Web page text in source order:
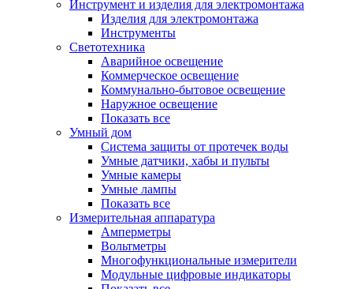
Инструмент и изделия для электромонтажа
Изделия для электромонтажа
Инструменты
Светотехника
Аварийное освещение
Коммерческое освещение
Коммунально-бытовое освещение
Наружное освещение
Показать все
Умный дом
Система защиты от протечек воды
Умные датчики, хабы и пульты
Умные камеры
Умные лампы
Показать все
Измерительная аппаратура
Амперметры
Вольтметры
Многофункциональные измерители
Модульные цифровые индикаторы